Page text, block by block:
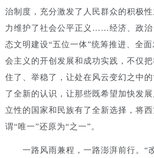
治制度，充分激发了人民群众的积极
力维护了社会公平正义……经济、政治
态文明建设“五位一体”统筹推进、全
会主义的开创发展和成功实践，不仅
住了、举稳了，让处在风云变幻之中
了全新的认识，让那些既希望加快发
立性的国家和民族有了全新选择，将
谓“唯一”还原为“之一”。
一路风雨兼程，一路澎湃前行。“